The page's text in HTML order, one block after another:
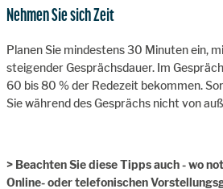
Nehmen Sie sich Zeit
Planen Sie mindestens 30 Minuten ein,
steigender Gesprächsdauer. Im
60 bis 80 % der Redezeit bekommen.
Sie während des Gesprächs nicht von
> Beachten Sie diese Tipps auch - wo
Online- oder telefonischen